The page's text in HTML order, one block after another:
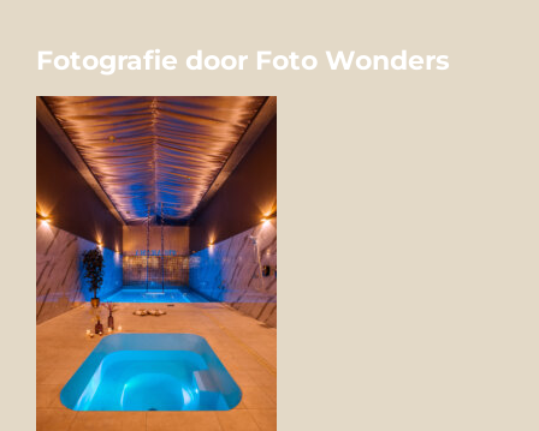
FOTO’S
INFO
OPENINGSTIJDEN
GIFTCARD
CONTACT
Fotografie door Foto Wonders